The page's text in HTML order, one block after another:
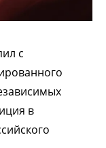
с
в